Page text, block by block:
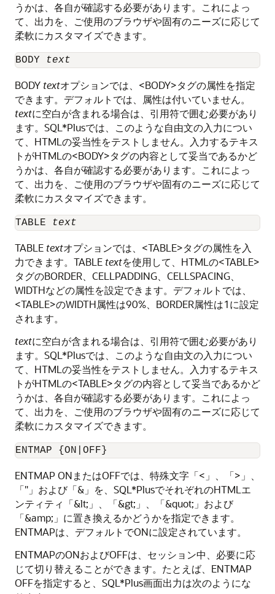
うかは、各自が確認する必要があります。これによっ
て、出力を、ご使用のブラウザや固有のニーズに応じて
柔軟にカスタマイズできます。
BODY text
BODY textオプションでは、<BODY>タグの属性を指定
できます。デフォルトでは、属性は付いていません。
textに空白が含まれる場合は、引用符で囲む必要があり
ます。SQL*Plusでは、このような自由文の入力につい
て、HTMLの妥当性をテストしません。入力するテキス
トがHTMLの<BODY>タグの内容として妥当であるかど
うかは、各自が確認する必要があります。これによっ
て、出力を、ご使用のブラウザや固有のニーズに応じて
柔軟にカスタマイズできます。
TABLE text
TABLE textオプションでは、<TABLE>タグの属性を入
力できます。TABLE textを使用して、HTMLの<TABLE>
タグのBORDER、CELLPADDING、CELLSPACING、
WIDTHなどの属性を設定できます。デフォルトでは、
<TABLE>のWIDTH属性は90%、BORDER属性は1に設定
されます。
textに空白が含まれる場合は、引用符で囲む必要があり
ます。SQL*Plusでは、このような自由文の入力につい
て、HTMLの妥当性をテストしません。入力するテキス
トがHTMLの<TABLE>タグの内容として妥当であるかど
うかは、各自が確認する必要があります。これによっ
て、出力を、ご使用のブラウザや固有のニーズに応じて
柔軟にカスタマイズできます。
ENTMAP {ON|OFF}
ENTMAP ONまたはOFFでは、特殊文字「<」、「>」、
「"」および「&」を、SQL*PlusでそれぞれのHTMLエ
ンティティ「&lt;」、「&gt;」、「&quot;」および
「&amp;」に置き換えるかどうかを指定できます。
ENTMAPは、デフォルトでONに設定されています。
ENTMAPのONおよびOFFは、セッション中、必要に応
じて切り替えることができます。たとえば、ENTMAP
OFFを指定すると、SQL*Plus画面出力は次のようにな